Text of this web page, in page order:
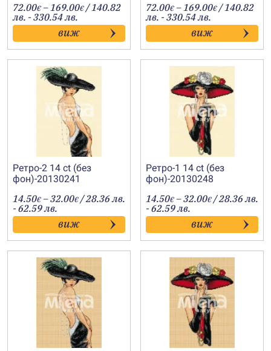
72.00€ –169.00€Price
range:
72.00€
through
169.00€
/ 140.82
лв. - 330.54 лв.
виж
72.00€ –169.00€Price
range:
72.00€
through
169.00€
/ 140.82
лв. - 330.54 лв.
виж
Ретро-2 14 ct (без
фон)-20130241
14.50€ –32.00€Price
range:
14.50€
through
32.00€
/ 28.36 лв.
- 62.59 лв.
виж
Ретро-1 14 ct (без
фон)-20130248
14.50€ –32.00€Price
range:
14.50€
through
32.00€
/ 28.36 лв.
- 62.59 лв.
виж